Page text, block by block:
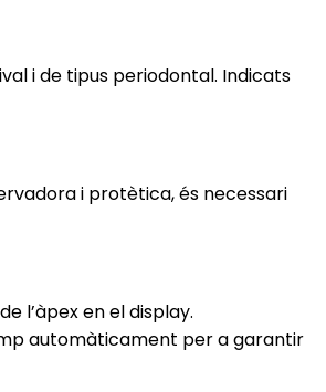
i de tipus periodontal. Indicats
i protètica, és necessari
l’àpex en el display.
automàticament per a garantir